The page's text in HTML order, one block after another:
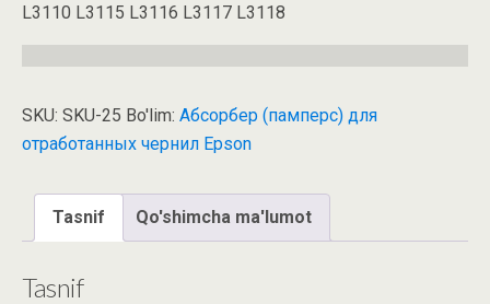
L3110 L3115 L3116 L3117 L3118
SKU: SKU-25 Bo'lim: Абсорбер (памперс) для
отработанных чернил Epson
Tasnif Qo'shimcha ma'lumot
Tasnif